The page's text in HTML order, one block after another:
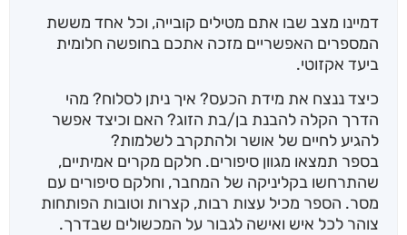
דמיינו מצב שבו אתם מטילים קובייה, וכל אחד מששת
המספרים האפשריים מזכה אתכם בחופשה חלומית
ביעד אקזוטי.
כיצד ננצח את מידת הכעס? איך ניתן לסלוח? מהי
הדרך הקלה להבנת בן/בת הזוג? האם וכיצד אפשר
להגיע לחיים של אושר ולהתקרב לשלמות?
בספר תמצאו מגוון סיפורים. חלקם מקרים אמיתיים,
שהתרחשו בקליניקה של המחבר, וחלקם סיפורים עם
מסר. הספר מכיל עצות רבות, קצרות וטובות הפותחות
צוהר לכל איש ואישה לגבור על המכשולים שבדרך.